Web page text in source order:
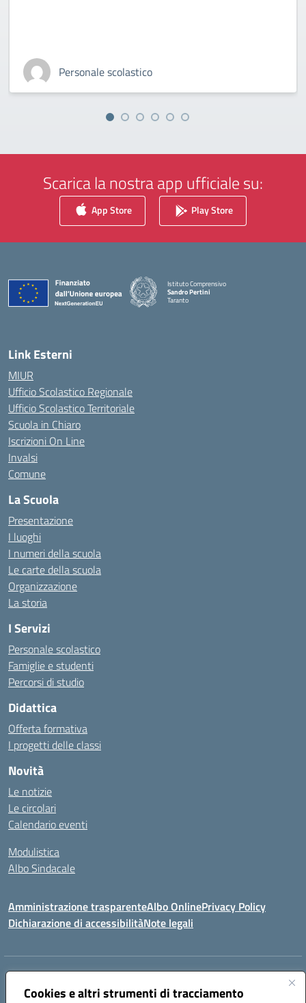
Cookies e altri strumenti di tracciamento
Personale scolastico
Scarica la nostra app ufficiale su:
App Store Play Store
Istituto Comprensivo
Sandro Pertini
Taranto
Link Esterni
MIUR
Ufficio Scolastico Regionale
Ufficio Scolastico Territoriale
Scuola in Chiaro
Iscrizioni On Line
Invalsi
Comune
La Scuola
Presentazione
I luoghi
I numeri della scuola
Le carte della scuola
Organizzazione
La storia
I Servizi
Personale scolastico
Famiglie e studenti
Percorsi di studio
Didattica
Offerta formativa
I progetti delle classi
Novità
Le notizie
Le circolari
Calendario eventi
Modulistica
Albo Sindacale
Amministrazione trasparenteAlbo OnlinePrivacy Policy
Dichiarazione di accessibilitàNote legali
Indirizzo:
Centralino:0994722507 Email:TAIC873006@istruzione.it